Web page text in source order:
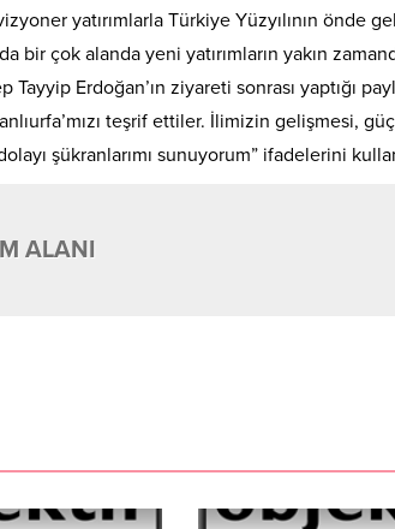
yatırımlarla Türkiye Yüzyılının önde
bir çok alanda yeni yatırımların yakın
Erdoğan’ın ziyareti sonrası yaptığı
teşrif ettiler. İlimizin gelişmesi,
şükranlarımı sunuyorum” ifadelerini
ALANI